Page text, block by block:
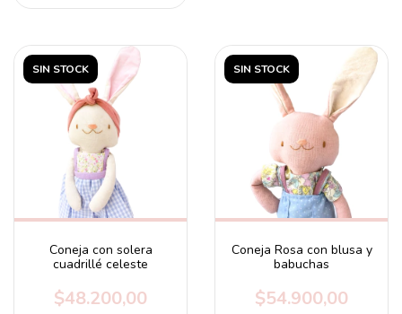
SIN STOCK
Coneja con solera
cuadrillé celeste
$48.200,00
SIN STOCK
Coneja Rosa con blusa y
babuchas
$54.900,00